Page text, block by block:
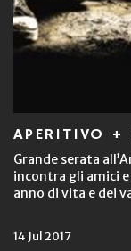
APERITIVO +
Grande serata
incontra gli amici
anno di vita e dei
14 Jul 2017